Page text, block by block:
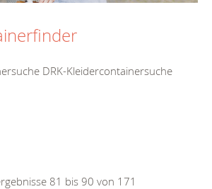
DRK-Kleidercontainersuche
81 bis 90 von 171